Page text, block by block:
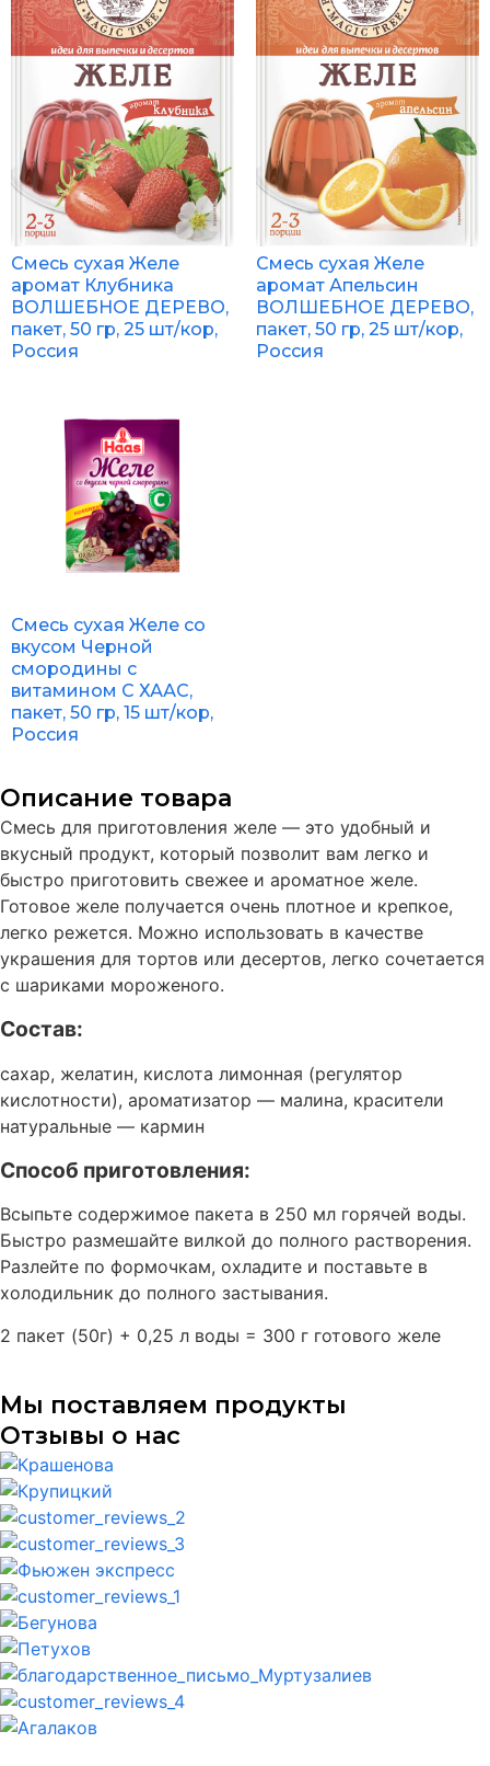
Смесь сухая Желе
аромат Клубника
ВОЛШЕБНОЕ ДЕРЕВО,
пакет, 50 гр, 25 шт/кор,
Россия
Смесь сухая Желе
аромат Апельсин
ВОЛШЕБНОЕ ДЕРЕВО,
пакет, 50 гр, 25 шт/кор,
Россия
Смесь сухая Желе со
вкусом Черной
смородины с
витамином С ХААС,
пакет, 50 гр, 15 шт/кор,
Россия
Описание товара
Смесь для приготовления желе — это удобный и
вкусный продукт, который позволит вам легко и
быстро приготовить свежее и ароматное желе.
Готовое желе получается очень плотное и крепкое,
легко режется. Можно использовать в качестве
украшения для тортов или десертов, легко сочетается
с шариками мороженого.
Состав:
сахар, желатин, кислота лимонная (регулятор
кислотности), ароматизатор — малина, красители
натуральные — кармин
Способ приготовления:
Всыпьте содержимое пакета в 250 мл горячей воды.
Быстро размешайте вилкой до полного растворения.
Разлейте по формочкам, охладите и поставьте в
холодильник до полного застывания.
2 пакет (50г) + 0,25 л воды = 300 г готового желе
Мы поставляем продукты
Отзывы о нас